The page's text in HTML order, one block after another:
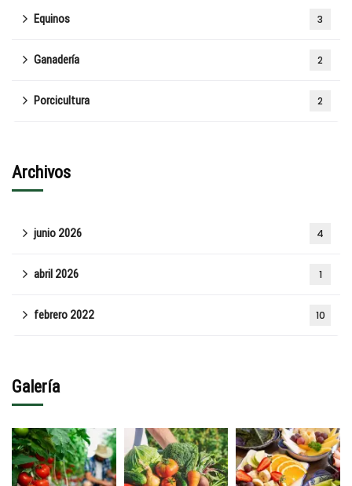
Equinos 3
Ganadería 2
Porcicultura 2
Archivos
junio 2026 4
abril 2026 1
febrero 2022 10
Galería